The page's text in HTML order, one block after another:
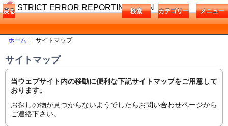
STRICT ERROR REPORTING IS ON
戻る メニュー
カテゴリー
検索
ホーム :: サイトマップ
サイトマップ
当ウェブサイト内の移動に便利な下記サイトマップをご用意して
おります。
お探しの物が見つからないようでしたらお問い合わせページから
ご連絡下さい。